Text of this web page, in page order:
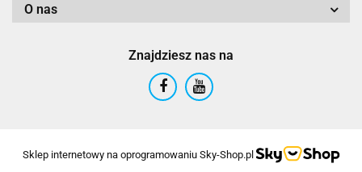
O nas
Znajdziesz nas na
Sklep internetowy na oprogramowaniu Sky-Shop.pl